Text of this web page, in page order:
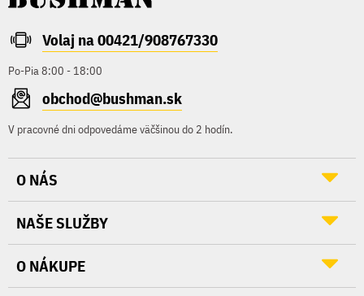
Volaj na 00421/908767330
Po-Pia 8:00 - 18:00
obchod@bushman.sk
V pracovné dni odpovedáme väčšinou do 2 hodín.
O NÁS
NAŠE SLUŽBY
O NÁKUPE